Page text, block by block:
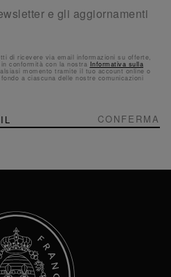
e gli aggiornamenti
di ricevere via email informazioni su offerte,
conformità con la nostra Informativa sulla
momento tramite il tuo account online o
a ciascuna delle nostre comunicazioni
CONFERMA